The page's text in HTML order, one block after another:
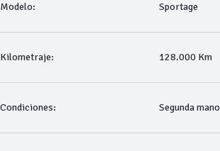
Modelo: Sportage
Kilometraje: 128.000 Km
Condiciones: Segunda mano